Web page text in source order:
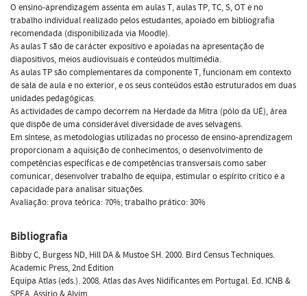
O ensino-aprendizagem assenta em aulas T, aulas TP, TC, S, OT e no
trabalho individual realizado pelos estudantes, apoiado em bibliografia
recomendada (disponibilizada via Moodle).
As aulas T são de carácter expositivo e apoiadas na apresentação de
diapositivos, meios audiovisuais e conteúdos multimédia.
As aulas TP são complementares da componente T, funcionam em contexto
de sala de aula e no exterior, e os seus conteúdos estão estruturados em duas
unidades pedagógicas.
As actividades de campo decorrem na Herdade da Mitra (pólo da UÉ), área
que dispõe de uma considerável diversidade de aves selvagens.
Em síntese, as metodologias utilizadas no processo de ensino-aprendizagem
proporcionam a aquisição de conhecimentos, o desenvolvimento de
competências específicas e de competências transversais como saber
comunicar, desenvolver trabalho de equipa, estimular o espírito crítico e a
capacidade para analisar situações.
Avaliação: prova teórica: 70%; trabalho prático: 30%
Bibliografia
Bibby C, Burgess ND, Hill DA & Mustoe SH. 2000. Bird Census Techniques.
Academic Press, 2nd Edition
Equipa Atlas (eds.). 2008. Atlas das Aves Nidificantes em Portugal. Ed. ICNB &